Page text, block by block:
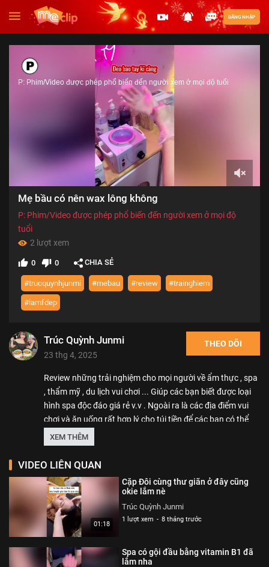
ĐĂNG NHẬP
P: Phim/Video được phép phổ biến đến người xem ở mọi độ tuổi
Mẹ bầu có nên wax lông không
P: Phim/Video được phép phổ biến đến người xem ở mọi độ
tuổi
2 lượt xem
0 0 CHIA SẺ
#trucquynhjunmi #mebau #review #trainghiem
#lamfdep
Trúc Quỳnh Junmi
23 thg 4, 2025
THEO DÕI
Review những trải nghiệm cho mọi người về ẩm thực , spa
, thẩm mỹ , du lịch vui chơi ... Giúp các bạn biết được loại
hình spa độc đáo giá rẻ v.v . Ngoài ra là các địa điểm vui
chơi và ăn uống rất hợp lý cho túi tiền để các bạn có thể
trải nghiệm thoải mái mà không quá lo lắng về mặt tiền
nong
Thể loại :REVIEW - TRẢI NGHIỆM
XEM THÊM
VIDEO LIÊN QUAN
01:18
Cặp Đôi cùng thư giãn ở đây cũng
okie lắm nè
Trúc Quỳnh Junmi
1 lượt xem - 8 tháng trước
Spa có gội đầu bằng vitamin B1 đã
lắm nha